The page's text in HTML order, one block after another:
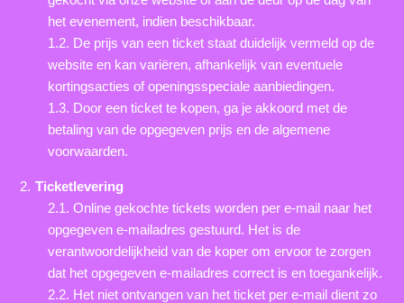
het evenement, indien beschikbaar.
1.2. De prijs van een ticket staat duidelijk vermeld op de
website en kan variëren, afhankelijk van eventuele
kortingsacties of openingsspeciale aanbiedingen.
1.3. Door een ticket te kopen, ga je akkoord met de
betaling van de opgegeven prijs en de algemene
voorwaarden.
Ticketlevering
2.1. Online gekochte tickets worden per e-mail naar het
opgegeven e-mailadres gestuurd. Het is de
verantwoordelijkheid van de koper om ervoor te zorgen
dat het opgegeven e-mailadres correct is en toegankelijk.
2.2. Het niet ontvangen van het ticket per e-mail dient zo